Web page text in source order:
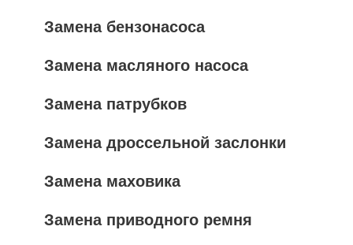
Замена бензонасоса
Замена масляного насоса
Замена патрубков
Замена дроссельной заслонки
Замена маховика
Замена приводного ремня